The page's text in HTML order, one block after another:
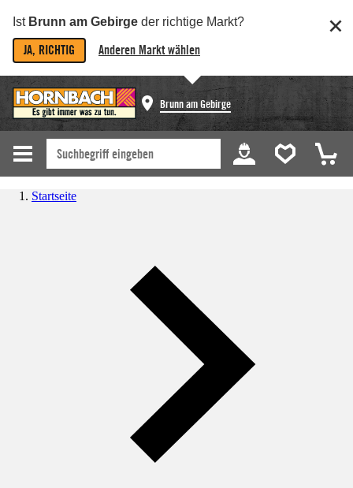
Ist Brunn am Gebirge der richtige Markt?
JA, RICHTIG Anderen Markt wählen
Brunn am Gebirge
Startseite